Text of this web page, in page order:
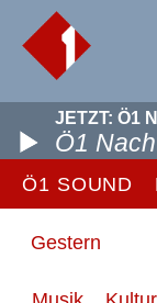
JETZT: Ö1
Ö1
Ö1 SOUND
Gestern